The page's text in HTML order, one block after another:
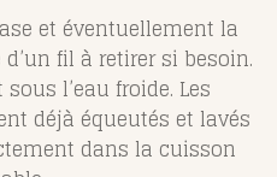
et éventuellement la
fil à retirer si besoin.
l’eau froide. Les
déjà équeutés et lavés
dans la cuisson